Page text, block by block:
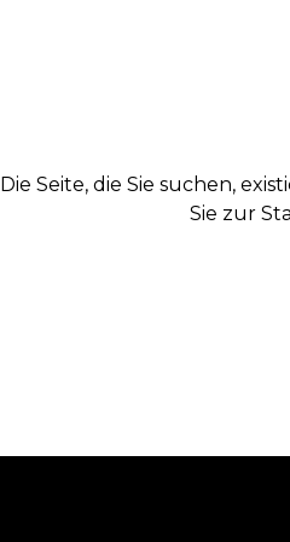
Die Seite, die Sie suchen,
Sie zur